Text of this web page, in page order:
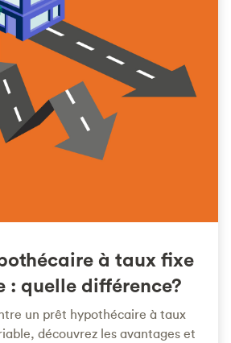
à taux fixe
: quelle différence?
un prêt hypothécaire à taux
découvrez les avantages et